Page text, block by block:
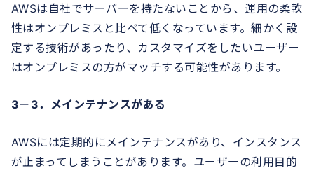
AWSは自社でサーバーを持たないことから、運用の柔軟
性はオンプレミスと比べて低くなっています。細かく設
定する技術があったり、カスタマイズをしたいユーザー
はオンプレミスの方がマッチする可能性があります。
3－3．メインテナンスがある
AWSには定期的にメインテナンスがあり、インスタンス
が止まってしまうことがあります。ユーザーの利用目的